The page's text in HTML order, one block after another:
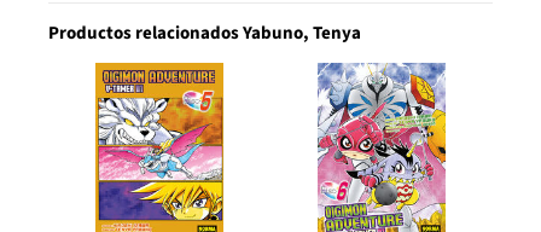
Productos relacionados Yabuno, Tenya